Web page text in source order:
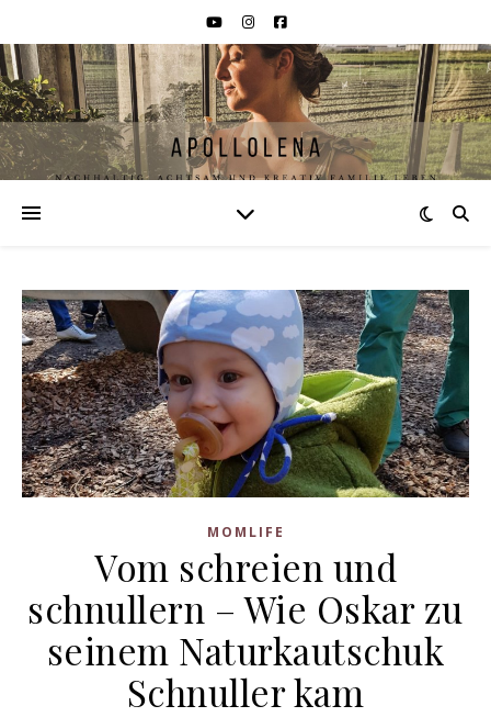
MOMLIFE
Vom schreien und
schnullern – Wie Oskar zu
seinem Naturkautschuk
Schnuller kam